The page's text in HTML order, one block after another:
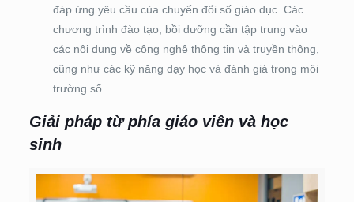
đáp ứng yêu cầu của chuyển đổi số giáo dục. Các
chương trình đào tạo, bồi dưỡng cần tập trung vào
các nội dung về công nghệ thông tin và truyền thông,
cũng như các kỹ năng dạy học và đánh giá trong môi
trường số.
Giải pháp từ phía giáo viên và học
sinh